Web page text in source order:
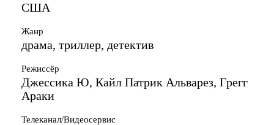
США
Жанр
драма, триллер, детектив
Режиссёр
Джессика Ю, Кайл Патрик Альварез, Грегг
Араки
Телеканал/Видеосервис